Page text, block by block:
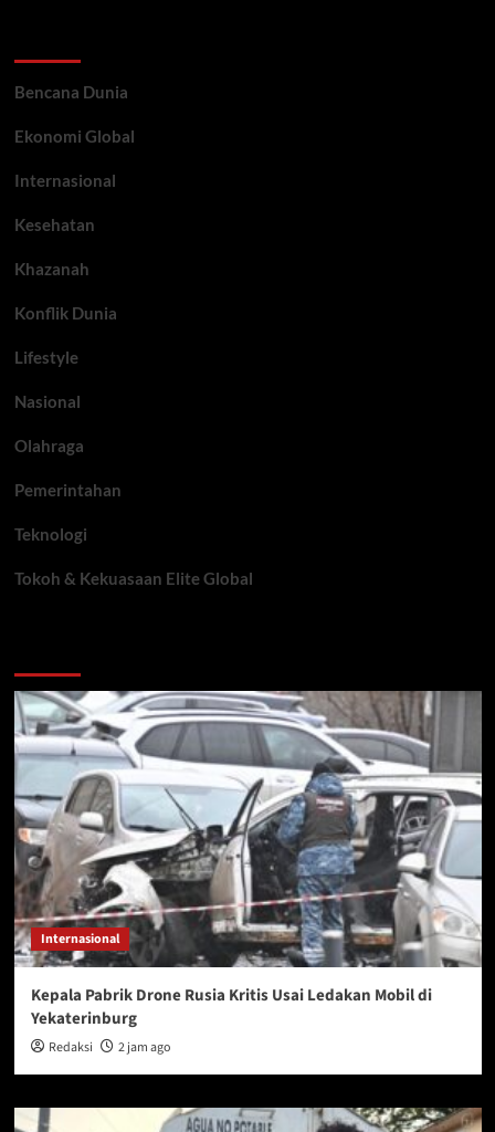
Bencana Dunia
Ekonomi Global
Internasional
Kesehatan
Khazanah
Konflik Dunia
Lifestyle
Nasional
Olahraga
Pemerintahan
Teknologi
Tokoh & Kekuasaan Elite Global
Internasional
Kepala Pabrik Drone Rusia Kritis Usai Ledakan Mobil di
Yekaterinburg
Redaksi 2 jam ago